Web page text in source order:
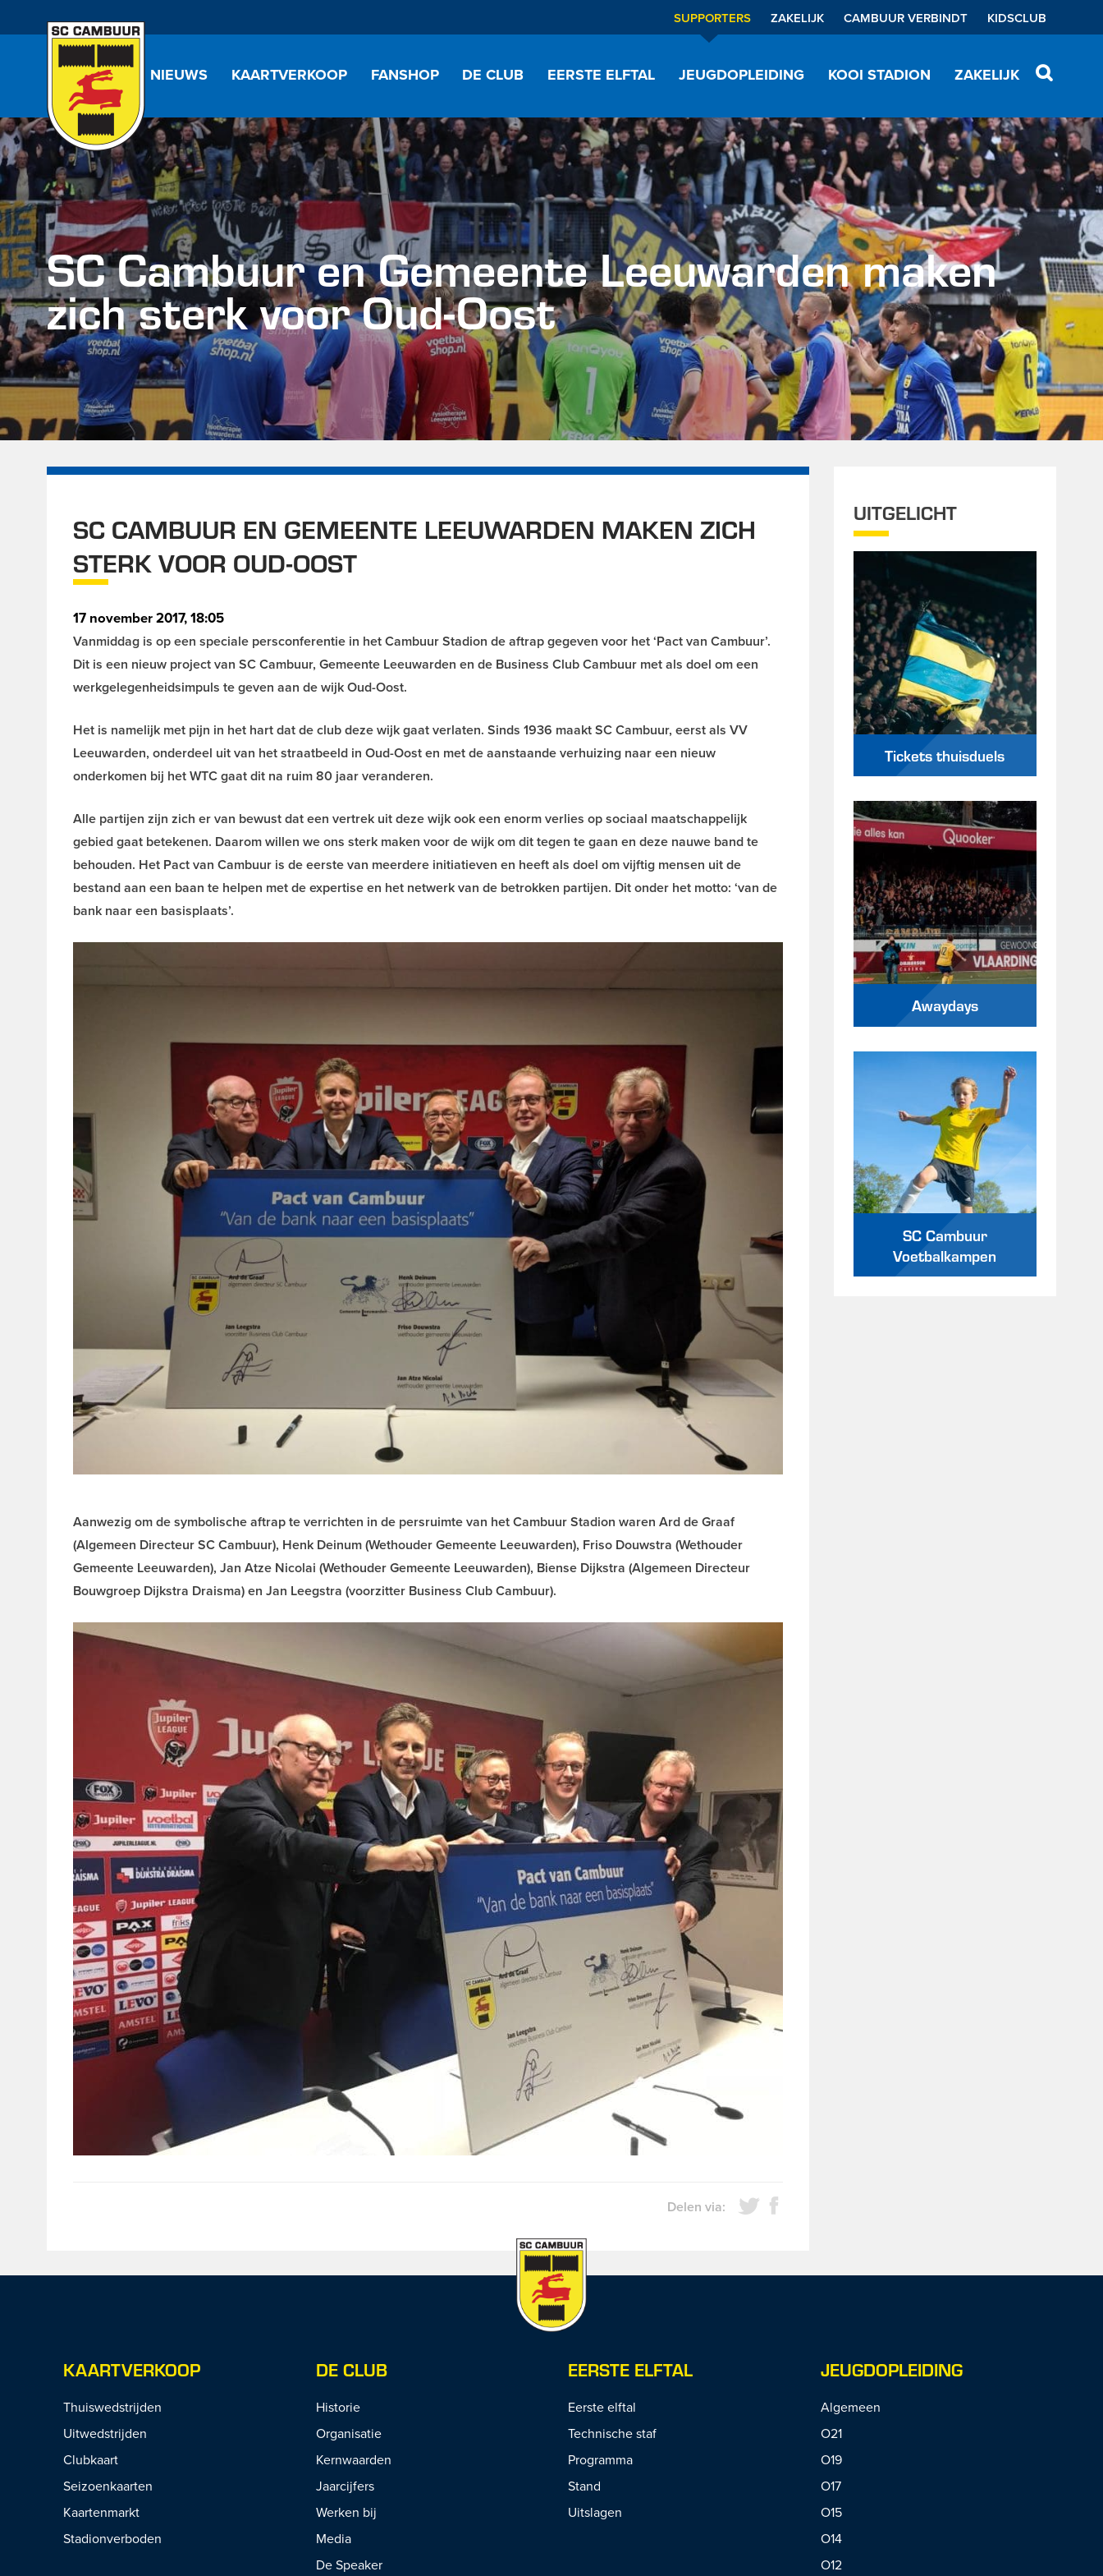
SUPPORTERS ZAKELIJK CAMBUUR VERBINDT KIDSCLUB
NIEUWS KAARTVERKOOP FANSHOP DE CLUB EERSTE ELFTAL JEUGDOPLEIDING KOOI STADION ZAKELIJK
SC Cambuur en Gemeente Leeuwarden maken
zich sterk voor Oud-Oost
SC CAMBUUR EN GEMEENTE LEEUWARDEN MAKEN ZICH
STERK VOOR OUD-OOST
17 november 2017, 18:05
Vanmiddag is op een speciale persconferentie in het Cambuur Stadion de aftrap gegeven voor het ‘Pact van Cambuur’.
Dit is een nieuw project van SC Cambuur, Gemeente Leeuwarden en de Business Club Cambuur met als doel om een
werkgelegenheidsimpuls te geven aan de wijk Oud-Oost.
Het is namelijk met pijn in het hart dat de club deze wijk gaat verlaten. Sinds 1936 maakt SC Cambuur, eerst als VV
Leeuwarden, onderdeel uit van het straatbeeld in Oud-Oost en met de aanstaande verhuizing naar een nieuw
onderkomen bij het WTC gaat dit na ruim 80 jaar veranderen.
Alle partijen zijn zich er van bewust dat een vertrek uit deze wijk ook een enorm verlies op sociaal maatschappelijk
gebied gaat betekenen. Daarom willen we ons sterk maken voor de wijk om dit tegen te gaan en deze nauwe band te
behouden. Het Pact van Cambuur is de eerste van meerdere initiatieven en heeft als doel om vijftig mensen uit de
bestand aan een baan te helpen met de expertise en het netwerk van de betrokken partijen. Dit onder het motto: ‘van de
bank naar een basisplaats’.
Aanwezig om de symbolische aftrap te verrichten in de persruimte van het Cambuur Stadion waren Ard de Graaf
(Algemeen Directeur SC Cambuur), Henk Deinum (Wethouder Gemeente Leeuwarden), Friso Douwstra (Wethouder
Gemeente Leeuwarden), Jan Atze Nicolai (Wethouder Gemeente Leeuwarden), Biense Dijkstra (Algemeen Directeur
Bouwgroep Dijkstra Draisma) en Jan Leegstra (voorzitter Business Club Cambuur).
Delen via:
UITGELICHT
Tickets thuisduels
Awaydays
SC Cambuur
Voetbalkampen
KAARTVERKOOP
Thuiswedstrijden
Uitwedstrijden
Clubkaart
Seizoenkaarten
Kaartenmarkt
Stadionverboden
DE CLUB
Historie
Organisatie
Kernwaarden
Jaarcijfers
Werken bij
Media
De Speaker
EERSTE ELFTAL
Eerste elftal
Technische staf
Programma
Stand
Uitslagen
JEUGDOPLEIDING
Algemeen
O21
O19
O17
O15
O14
O12